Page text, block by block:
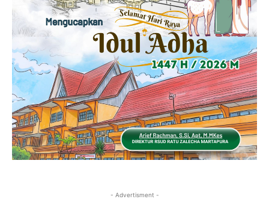
- Advertisment -